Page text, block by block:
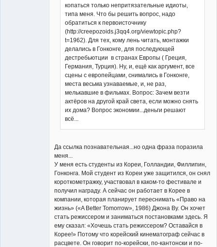
копаться только непритязательные идиоты,
типа меня. Что бы решить вопрос, надо
обратиться к первоисточнику
(http://creepozoids.j3qq4.org/viewtopic.php?
t=1962). Для тех, кому лень читать, монтажки
делались в Гонконге, для последующей
дестребьютции в странах Европы ( Греция,
Германия, Турция). Ну, и, ещё как аргумент, все
сцены с европейцами, снимались в Гонконге,
места весьма узнаваемые, и, не раз,
мелькавшие в фильмах. Вопрос: Зачем везти
актёров на другой край света, если можно снять
их дома? Вопрос экономии...деньги решают
всё...
Да ссылка познавательная...но одна фраза поразила
меня...
У меня есть студенты из Кореи, Голландии, Филлипин,
Гонконга. Мой студент из Кореи уже защитился, он снял
короткометражку, участвовал в каком-то фестивале и
получил награду. А сейчас он работает в Корее в
компании, которая планирует переснимать «Право на
жизнь» («A Better Tomorrow», 1986) Джона Ву. Он хочет
стать режиссером и заниматься постановками здесь. Я
ему сказал: «Хочешь стать режиссером? Оставайся в
Корее!» Потому что корейский кинематограф сейчас в
расцвете. Он говорит по-корейски, по-кантонски и по-